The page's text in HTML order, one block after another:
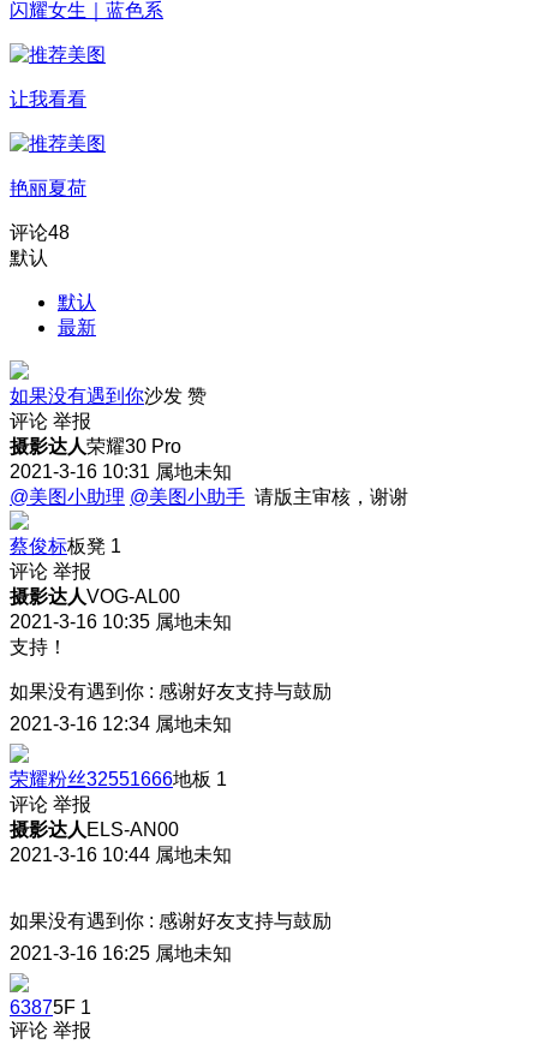
闪耀女生｜蓝色系
让我看看
艳丽夏荷
评论48
默认
默认
最新
如果没有遇到你沙发 赞
评论 举报
摄影达人荣耀30 Pro
2021-3-16 10:31 属地未知
@美图小助理 @美图小助手 请版主审核，谢谢
蔡俊标板凳 1
评论 举报
摄影达人VOG-AL00
2021-3-16 10:35 属地未知
支持！
如果没有遇到你 : 感谢好友支持与鼓励
2021-3-16 12:34 属地未知
荣耀粉丝32551666地板 1
评论 举报
摄影达人 ELS-AN00
2021-3-16 10:44 属地未知
如果没有遇到你 : 感谢好友支持与鼓励
2021-3-16 16:25 属地未知
63875F 1
评论 举报